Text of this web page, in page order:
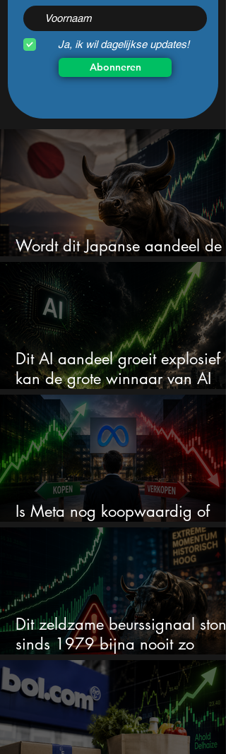
Ja, ik wil dagelijkse updates!
Abonneren
Wordt dit Japanse aandeel de
comeback kid van 2026?
Dit AI aandeel groeit explosief
kan de grote winnaar van AI
worden
Is Meta nog koopwaardig of
wordt het tijd om te verkopen?
Dit zeldzame beurssignaal stond
sinds 1979 bijna nooit zo
extreem